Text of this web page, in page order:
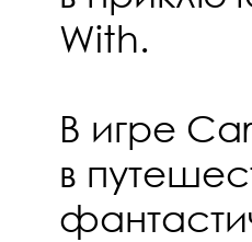
With.
В игре
в